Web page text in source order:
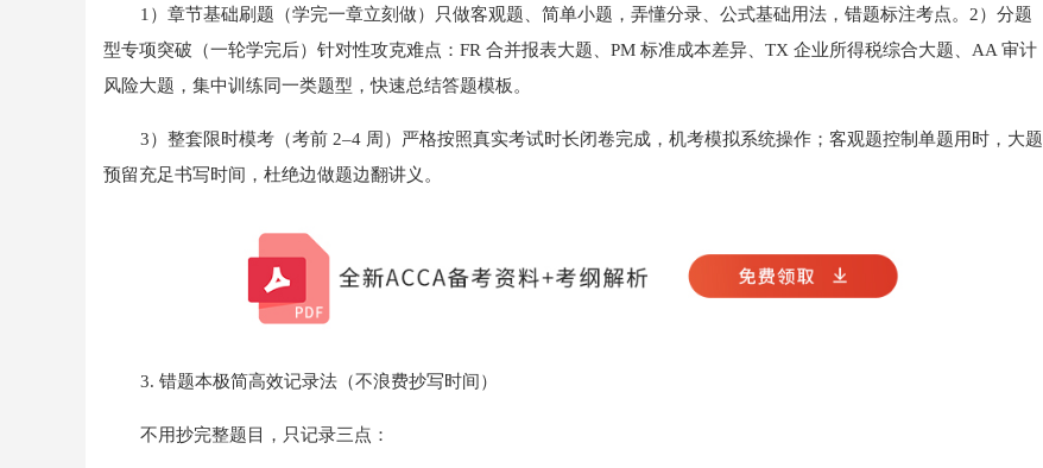
1）章节基础刷题（学完一章立刻做）只做客观题、简单小题，弄懂分录、公式基础用法，错题标注考点。2）分题
型专项突破（一轮学完后）针对性攻克难点：FR 合并报表大题、PM 标准成本差异、TX 企业所得税综合大题、AA 审计
风险大题，集中训练同一类题型，快速总结答题模板。
3）整套限时模考（考前 2–4 周）严格按照真实考试时长闭卷完成，机考模拟系统操作；客观题控制单题用时，大题
预留充足书写时间，杜绝边做题边翻讲义。
3. 错题本极简高效记录法（不浪费抄写时间）
不用抄完整题目，只记录三点：